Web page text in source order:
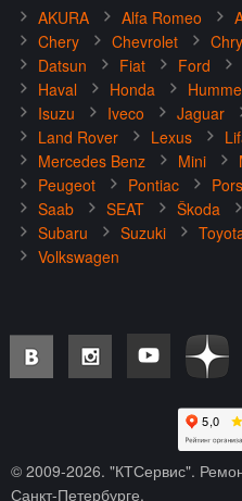
AKURA Alfa Romeo
Chery
Chevrolet
Datsun
Fiat Ford
Haval
Honda
Isuzu
Iveco Jaguar
Land Rover
Lexus
Mercedes Benz
Mini
Peugeot
Pontiac
Saab
SEAT Škoda
Subaru
Suzuki
Volkswagen
© 2009-2026. "КТСервис".
Санкт-Петербурге.